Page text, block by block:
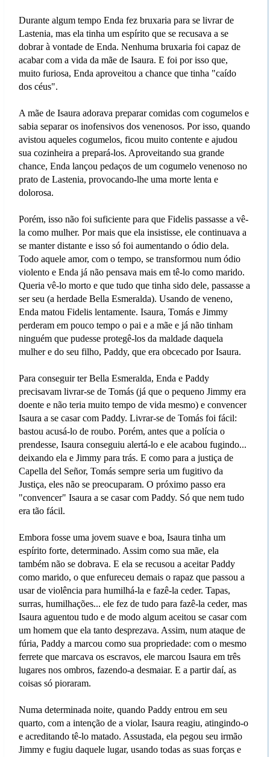
Durante algum tempo Enda fez bruxaria para se livrar de
Lastenia, mas ela tinha um espírito que se recusava a se
dobrar à vontade de Enda. Nenhuma bruxaria foi capaz de
acabar com a vida da mãe de Isaura. E foi por isso que,
muito furiosa, Enda aproveitou a chance que tinha "caído
dos céus".
A mãe de Isaura adorava preparar comidas com cogumelos e
sabia separar os inofensivos dos venenosos. Por isso, quando
avistou aqueles cogumelos, ficou muito contente e ajudou
sua cozinheira a prepará-los. Aproveitando sua grande
chance, Enda lançou pedaços de um cogumelo venenoso no
prato de Lastenia, provocando-lhe uma morte lenta e
dolorosa.
Porém, isso não foi suficiente para que Fidelis passasse a vê-
la como mulher. Por mais que ela insistisse, ele continuava a
se manter distante e isso só foi aumentando o ódio dela.
Todo aquele amor, com o tempo, se transformou num ódio
violento e Enda já não pensava mais em tê-lo como marido.
Queria vê-lo morto e que tudo que tinha sido dele, passasse a
ser seu (a herdade Bella Esmeralda). Usando de veneno,
Enda matou Fidelis lentamente. Isaura, Tomás e Jimmy
perderam em pouco tempo o pai e a mãe e já não tinham
ninguém que pudesse protegê-los da maldade daquela
mulher e do seu filho, Paddy, que era obcecado por Isaura.
Para conseguir ter Bella Esmeralda, Enda e Paddy
precisavam livrar-se de Tomás (já que o pequeno Jimmy era
doente e não teria muito tempo de vida mesmo) e convencer
Isaura a se casar com Paddy. Livrar-se de Tomás foi fácil:
bastou acusá-lo de roubo. Porém, antes que a polícia o
prendesse, Isaura conseguiu alertá-lo e ele acabou fugindo...
deixando ela e Jimmy para trás. E como para a justiça de
Capella del Señor, Tomás sempre seria um fugitivo da
Justiça, eles não se preocuparam. O próximo passo era
"convencer" Isaura a se casar com Paddy. Só que nem tudo
era tão fácil.
Embora fosse uma jovem suave e boa, Isaura tinha um
espírito forte, determinado. Assim como sua mãe, ela
também não se dobrava. E ela se recusou a aceitar Paddy
como marido, o que enfureceu demais o rapaz que passou a
usar de violência para humilhá-la e fazê-la ceder. Tapas,
surras, humilhações... ele fez de tudo para fazê-la ceder, mas
Isaura aguentou tudo e de modo algum aceitou se casar com
um homem que ela tanto desprezava. Assim, num ataque de
fúria, Paddy a marcou como sua propriedade: com o mesmo
ferrete que marcava os escravos, ele marcou Isaura em três
lugares nos ombros, fazendo-a desmaiar. E a partir daí, as
coisas só pioraram.
Numa determinada noite, quando Paddy entrou em seu
quarto, com a intenção de a violar, Isaura reagiu, atingindo-o
e acreditando tê-lo matado. Assustada, ela pegou seu irmão
Jimmy e fugiu daquele lugar, usando todas as suas forças e